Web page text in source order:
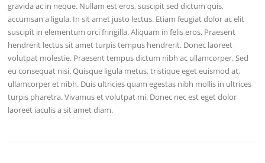
gravida ac in neque. Nullam est eros, suscipit sed dictum quis,
accumsan a ligula. In sit amet justo lectus. Etiam feugiat dolor ac elit
suscipit in elementum orci fringilla. Aliquam in felis eros. Praesent
hendrerit lectus sit amet turpis tempus hendrerit. Donec laoreet
volutpat molestie. Praesent tempus dictum nibh ac ullamcorper. Sed
eu consequat nisi. Quisque ligula metus, tristique eget euismod at,
ullamcorper et nibh. Duis ultricies quam egestas nibh mollis in ultrices
turpis pharetra. Vivamus et volutpat mi. Donec nec est eget dolor
laoreet iaculis a sit amet diam.